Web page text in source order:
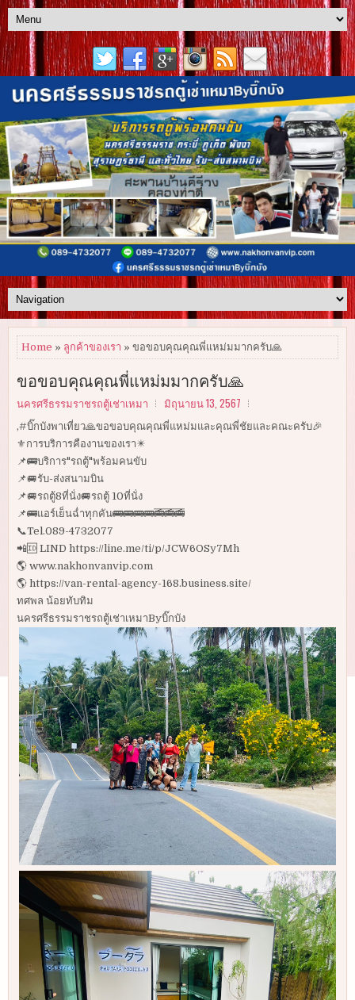
Home » ลูกค้าของเรา » ขอขอบคุณคุณพี่แหม่มมากครับ🙏
ขอขอบคุณคุณพี่แหม่มมากครับ🙏
นครศรีธรรมราชรถตู้เช่าเหมา มิถุนายน 13, 2567
,#บิ๊กบังพาเที่ยว🙏ขอขอบคุณคุณพี่แหม่มและคุณพี่ชัยและคณะครับ🎉
⚜️การบริการคืองานของเรา✴️
📌🚌บริการ"รถตู้"พร้อมคนขับ
📌🚐รับ-ส่งสนามบิน
📌🚐รถตู้8ที่นั่ง🚐รถตู้ 10ที่นั่ง
📌🚌แอร์เย็นฉ่ำทุกคัน🚌🚌🚌🚌🚎🚎🚎
📞Tel.089-4732077
📲🆔 LIND https://line.me/ti/p/JCW6OSy7Mh
🌎 www.nakhonvanvip.com
🌎 https://van-rental-agency-168.business.site/
ทศพล น้อยทับทิม
นครศรีธรรมราชรถตู้เช่าเหมาByบิ๊กบัง